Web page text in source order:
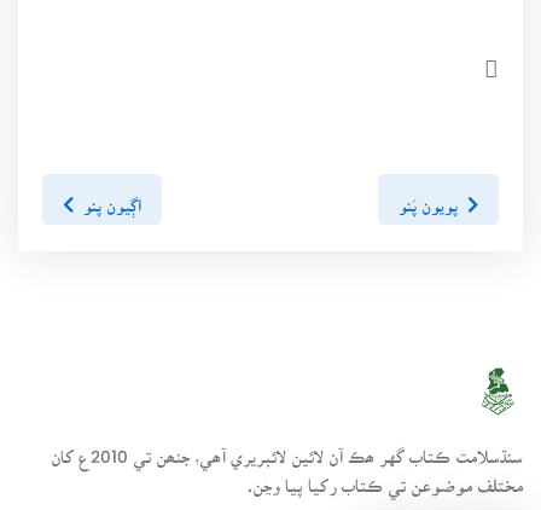

پويون پَنو اڳيون پنو
سنڌسلامت ڪتاب گهر ھڪ آن لائين لائبريري آھي، جنھن تي 2010ع کان
مختلف موضوعن تي ڪتاب رکيا پيا وڃن.